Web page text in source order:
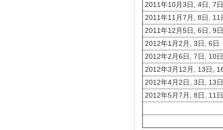
2011年10月3日, 4日, 7
2011年11月7月, 8日, 11
2011年12月5日, 6日, 9
2012年1月2月, 3日, 6日
2012年2月6日, 7日, 10
2012年3月12月, 13日,
2012年4月2日, 3日, 13
2012年5月7月, 8日, 11日